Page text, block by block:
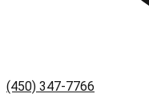
(450) 347-7766